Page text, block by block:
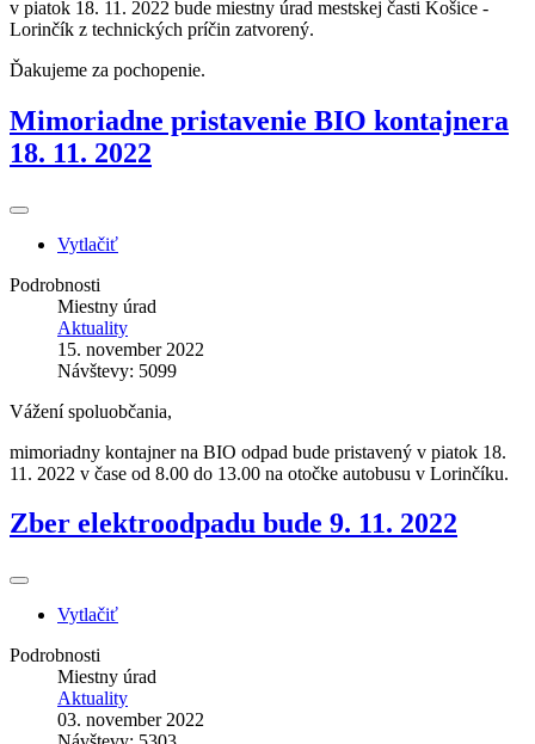
v piatok 18. 11. 2022 bude miestny úrad mestskej časti Košice -
Lorinčík z technických príčin zatvorený.
Ďakujeme za pochopenie.
Mimoriadne pristavenie BIO kontajnera
18. 11. 2022
Vytlačiť
Podrobnosti
Miestny úrad
Aktuality
15. november 2022
Návštevy: 5099
Vážení spoluobčania,
mimoriadny kontajner na BIO odpad bude pristavený v piatok 18.
11. 2022 v čase od 8.00 do 13.00 na otočke autobusu v Lorinčíku.
Zber elektroodpadu bude 9. 11. 2022
Vytlačiť
Podrobnosti
Miestny úrad
Aktuality
03. november 2022